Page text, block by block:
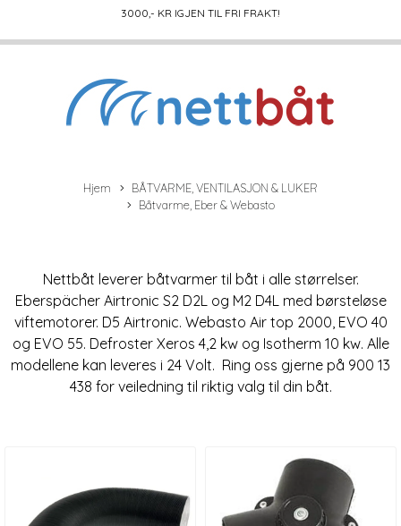
3000,- KR IGJEN TIL FRI FRAKT!
Hjem
BÅTVARME, VENTILASJON & LUKER
Båtvarme, Eber & Webasto
Nettbåt leverer båtvarmer til båt i alle størrelser.
Eberspächer Airtronic S2 D2L og M2 D4L med børsteløse
viftemotorer. D5 Airtronic. Webasto Air top 2000, EVO 40
og EVO 55. Defroster Xeros 4,2 kw og Isotherm 10 kw. Alle
modellene kan leveres i 24 Volt. Ring oss gjerne på 900 13
438 for veiledning til riktig valg til din båt.